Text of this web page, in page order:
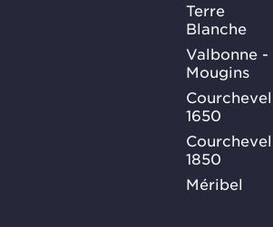
Terre
Blanche
Valbonne -
Mougins
Courchevel
1650
Courchevel
1850
Méribel